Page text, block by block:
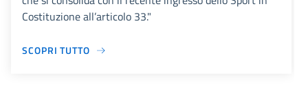
Costituzione all’articolo 33."
SCOPRI TUTTO